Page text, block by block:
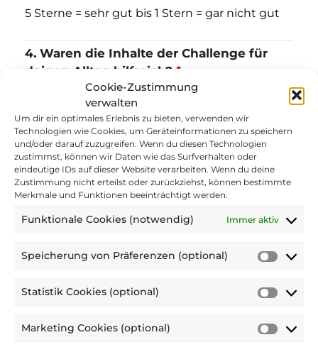
Cookie-Zustimmung
verwalten
Um dir ein optimales Erlebnis zu bieten, verwenden wir
Technologien wie Cookies, um Geräteinformationen zu speichern
und/oder darauf zuzugreifen. Wenn du diesen Technologien
zustimmst, können wir Daten wie das Surfverhalten oder
eindeutige IDs auf dieser Website verarbeiten. Wenn du deine
Zustimmung nicht erteilst oder zurückziehst, können bestimmte
Merkmale und Funktionen beeinträchtigt werden.
Funktionale Cookies (notwendig) Immer aktiv
Speicherung von Präferenzen (optional)
Statistik Cookies (optional)
Marketing Cookies (optional)
5 Sterne = sehr gut bis 1 Stern = gar nicht gut
4. Waren die Inhalte der Challenge für
deinen Alltag hilfreich? *
Nein
5. Hat die Challenge dazu beigetragen,
gesunde Gewohnheiten in deinen Alltag
zu etablieren?*
5 Sterne = stimme voll zu bis 1 Stern = stimme
6. Denkst du, dass die Challenge dir dabei
geholfen hat, auch zukünftig gesunde